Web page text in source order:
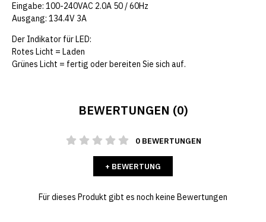
Eingabe: 100-240VAC 2.0A 50 / 60Hz
Ausgang: 134.4V 3A
Der Indikator für LED:
Rotes Licht = Laden
Grünes Licht = fertig oder bereiten Sie sich auf.
BEWERTUNGEN (0)
0 BEWERTUNGEN
+ BEWERTUNG
Für dieses Produkt gibt es noch keine Bewertungen